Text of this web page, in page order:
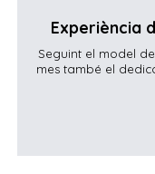
Experiència
Seguint el model
mes també el